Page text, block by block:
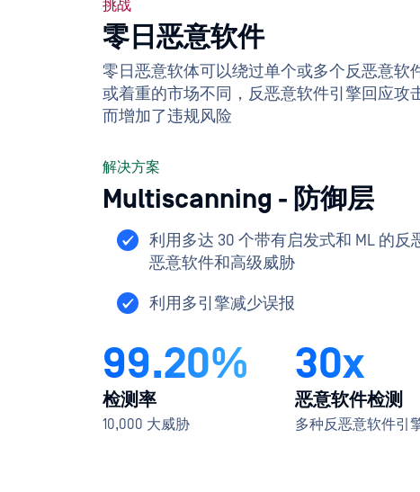
挑战
零日恶意软件
零日恶意软体可以绕过单个或多个反恶意软
或着重的市场不同，反恶意软件引擎回应攻
而增加了违规风险
解决方案
Multiscanning - 防御层
利用多达 30 个带有启发式和 ML 的
恶意软件和高级威胁
利用多引擎减少误报
99.20%
检测率
10,000 大威胁
30x
恶意软件检测
多种反恶意软件引